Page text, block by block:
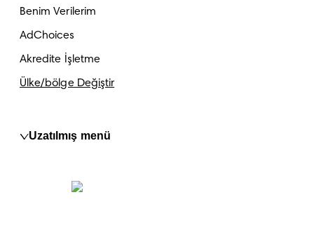
Benim Verilerim
AdChoices
Akredite İşletme
Ülke/bölge Değiştir
Uzatılmış menü